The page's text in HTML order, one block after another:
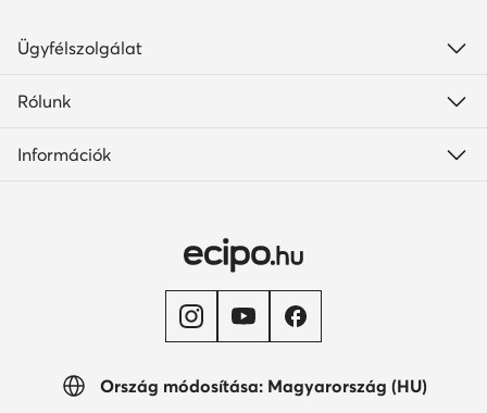
Ország módosítása: Magyarország (HU)
Ügyfélszolgálat
Rólunk
Információk